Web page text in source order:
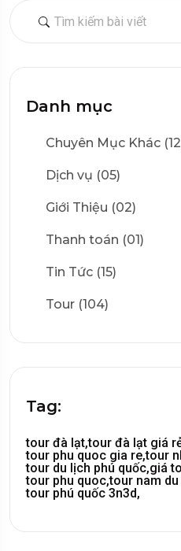
Danh mục
Chuyên Mục Khác
Dịch vụ (05)
Giới Thiệu (02)
Thanh toán (01)
Tin Tức (15)
Tour (104)
Tag:
tour đà lạt,tour đà lạt giá
tour phu quoc gia re,tour
tour du lịch phú quốc,giá
tour phu quoc,tour nam
tour phú quốc 3n3d,